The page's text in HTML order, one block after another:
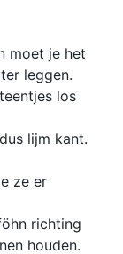
moet je het
leggen.
los
lijm kant.
ze er
richting
houden.